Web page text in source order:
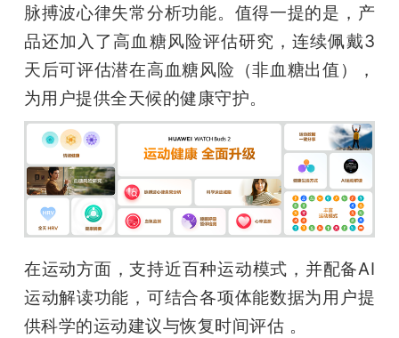
脉搏波心律失常分析功能。值得一提的是，产
品还加入了高血糖风险评估研究，连续佩戴3
天后可评估潜在高血糖风险（非血糖出值），
为用户提供全天候的健康守护。
在运动方面，支持近百种运动模式，并配备AI
运动解读功能，可结合各项体能数据为用户提
供科学的运动建议与恢复时间评估 。